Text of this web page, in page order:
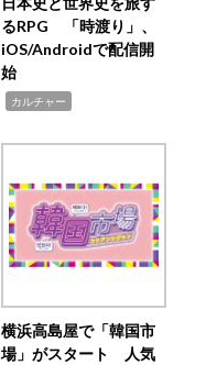
るRPG 「時渡り」、
iOS/Androidで配信開
始
カルチャー
横浜高島屋で「韓国市
場」がスタート 人気